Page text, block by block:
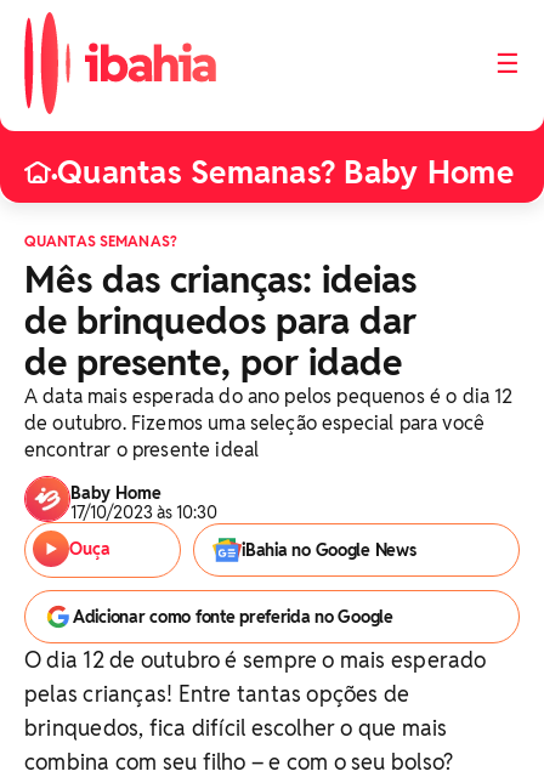
☰
•Quantas Semanas? Baby Home
QUANTAS SEMANAS?
Mês das crianças: ideias
de brinquedos para dar
de presente, por idade
A data mais esperada do ano pelos pequenos é o dia 12
de outubro. Fizemos uma seleção especial para você
encontrar o presente ideal
Baby Home
17/10/2023 às 10:30
Ouça
iBahia no Google News
Adicionar como fonte preferida no Google
O dia 12 de outubro é sempre o mais esperado
pelas crianças! Entre tantas opções de
brinquedos, fica difícil escolher o que mais
combina com seu filho – e com o seu bolso?